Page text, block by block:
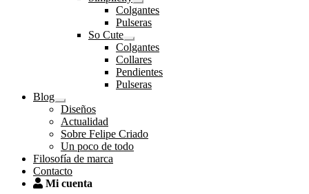
Expandir
el
menú
Colgantes
Pulseras
So Cute
Expandir
el
menú
hijo
Colgantes
Collares
Pendientes
Pulseras
Blog
Expandir
el
menú
hijo
Diseños
Actualidad
Sobre Felipe Criado
Un poco de todo
Filosofía de marca
Contacto
Mi cuenta